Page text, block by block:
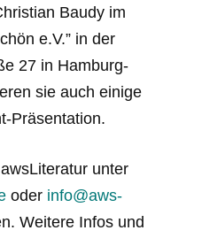
Baudy im
e.V.” in der
27 in Hamburg-
sie auch einige
Präsentation.
unter
oder info@aws-
Weitere Infos und